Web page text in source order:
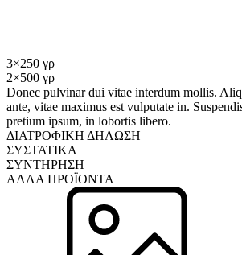
3×250 γρ
2×500 γρ
Donec pulvinar dui vitae interdum mollis.
ante, vitae maximus est vulputate in.
pretium ipsum, in lobortis libero.
ΔΙΑΤΡΟΦΙΚΗ ΔΗΛΩΣΗ
ΣΥΣΤΑΤΙΚΑ
ΣΥΝΤΗΡΗΣΗ
ΑΛΛΑ ΠΡΟΪΟΝΤΑ